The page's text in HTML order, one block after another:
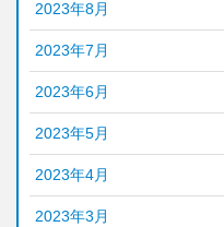
2023年8月
2023年7月
2023年6月
2023年5月
2023年4月
2023年3月